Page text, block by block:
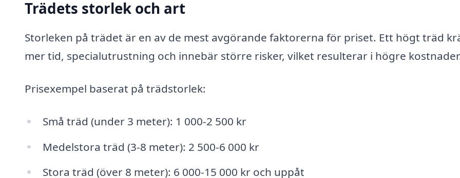
Trädets storlek och art
Storleken på trädet är en av de mest avgörande faktorerna för priset. Ett högt träd
mer tid, specialutrustning och innebär större risker, vilket resulterar i högre
Prisexempel baserat på trädstorlek:
Små träd (under 3 meter): 1 000-2 500 kr
Medelstora träd (3-8 meter): 2 500-6 000 kr
Stora träd (över 8 meter): 6 000-15 000 kr och uppåt